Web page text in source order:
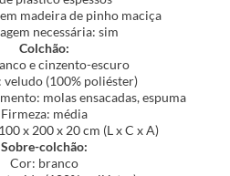
madeira de pinho maciça
necessária: sim
Colchão:
e cinzento-escuro
(100% poliéster)
molas ensacadas, espuma
Firmeza: média
x 200 x 20 cm (L x C x A)
Sobre-colchão:
Cor: branco